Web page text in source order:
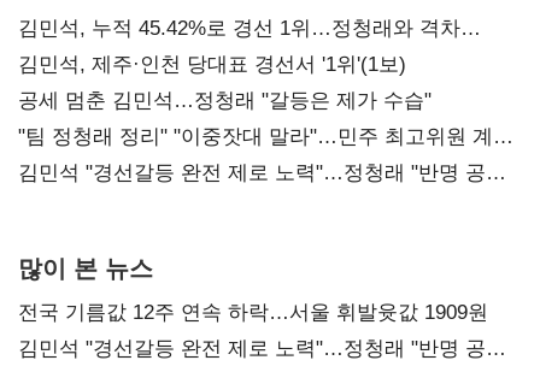
김민석, 누적 45.42%로 경선 1위…정청래와 격차
0.86%p(2보)
김민석, 제주·인천 당대표 경선서 '1위'(1보)
공세 멈춘 김민석…정청래 "갈등은 제가 수습"
"팀 정청래 정리" "이중잣대 말라"…민주 최고위원 계파
다툼 격화
김민석 "경선갈등 완전 제로 노력"…정청래 "반명 공세
많이 본 뉴스
전국 기름값 12주 연속 하락…서울 휘발윳값 1909원
김민석 "경선갈등 완전 제로 노력"…정청래 "반명 공세